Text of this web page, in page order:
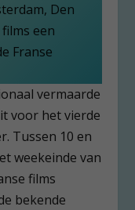
Den
een
Franse
vermaarde
voor het vierde
Tussen 10 en
weekeinde van
films
bekende